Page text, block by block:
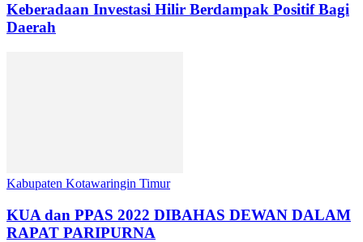
Keberadaan Investasi Hilir Berdampak Positif Bagi
Daerah
Kabupaten Kotawaringin Timur
KUA dan PPAS 2022 DIBAHAS DEWAN DALAM
RAPAT PARIPURNA